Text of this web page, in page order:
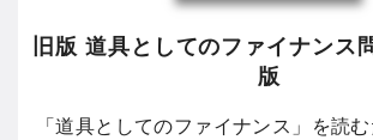
旧版 道具としてのファイナンス
版
「道具としてのファイナンス」を読